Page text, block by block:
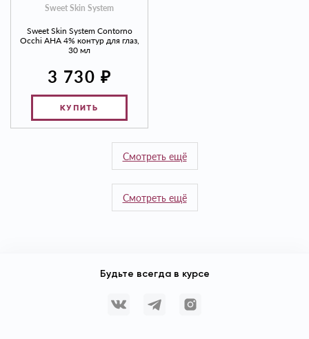
Sweet Skin System
Sweet Skin System Contorno
Occhi AHA 4% контур для глаз,
30 мл
3 730 ₽
КУПИТЬ
Смотреть ещё
Смотреть ещё
Будьте всегда в курсе